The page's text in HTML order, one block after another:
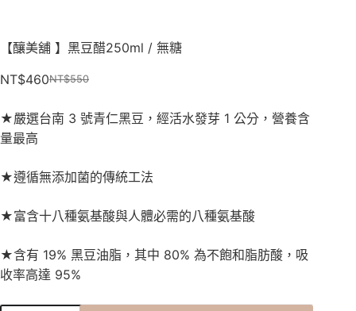
【釀美舖 】黑豆醋250ml / 無糖
NT$550
NT$460
★嚴選台南 3 號青仁黑豆，經活水發芽 1 公分，營養含
量最高
★遵循無添加菌的傳統工法
★富含十八種氨基酸與人體必需的八種氨基酸
★含有 19% 黑豆油脂，其中 80% 為不飽和脂肪酸，吸
收率高達 95%